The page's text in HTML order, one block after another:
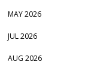
MAY 2026
JUL 2026
AUG 2026